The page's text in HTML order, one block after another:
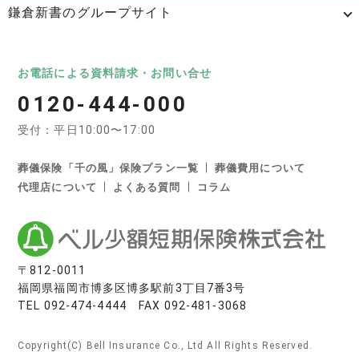
鎌倉新書のグループサイト
いいお墓 Life.（ライフドット） いいお墓-永代供養墓版
いいお墓-ペット霊園版 樹木葬なび
寺院墓地.com 優良墓石・石材店ガイド
お墓の引越し＆墓じまいくん
いい葬儀 いいお坊さん
日本最大級の仏壇仏具総合サイト「いい仏壇」
いい仏壇
お電話による資料請求・お問い合せ
0120-444-000
受付：平日10:00〜17:00
葬儀保険「千の風」保険プラン一覧
葬儀費用について
代理店について
よくある質問 コラム
Copyright(C) Bell Insurance Co., Ltd All Rights Reserved.
〒812-0011
福岡県福岡市博多区博多駅前3丁目7番3号
TEL 092-474-4444 FAX 092-481-3068